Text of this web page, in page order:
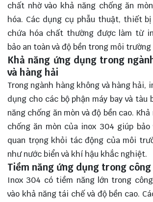
chất nhờ vào khả năng chống ăn
hóa. Các dụng cụ phẫu thuật, thiết
chứa hóa chất thường được làm từ
bảo an toàn và độ bền trong môi
Khả năng ứng dụng trong
và hàng hải
Trong ngành hàng không và hàng hải,
dụng cho các bộ phận máy bay và tàu
năng chống ăn mòn và độ bền cao.
chống ăn mòn của inox 304 giúp
quan trọng khỏi tác động của môi
như nước biển và khí hậu khắc nghiệt.
Tiềm năng ứng dụng trong
Inox 304 có tiềm năng lớn trong
vào khả năng tái chế và độ bền cao.